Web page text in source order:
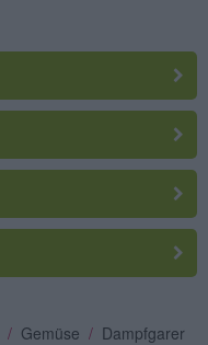
/ Gemüse / Dampfgarer